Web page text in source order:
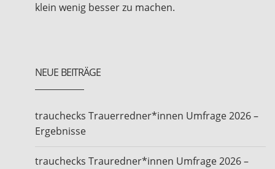
klein wenig besser zu machen.
NEUE BEITRÄGE
trauchecks Trauerredner*innen Umfrage 2026 –
Ergebnisse
trauchecks Trauredner*innen Umfrage 2026 –